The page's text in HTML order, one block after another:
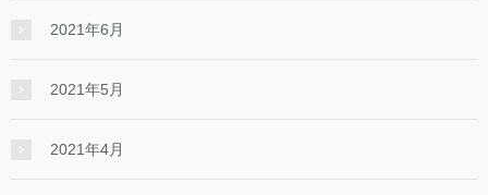
2021年6月
2021年5月
2021年4月